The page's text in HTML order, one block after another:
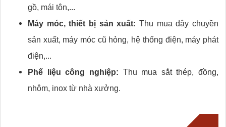
gồ, mái tôn,...
Máy móc, thiết bị sản xuất: Thu mua dây chuyền
sản xuất, máy móc cũ hỏng, hệ thống điện, máy phát
điện,...
Phế liệu công nghiệp: Thu mua sắt thép, đồng,
nhôm, inox từ nhà xưởng.